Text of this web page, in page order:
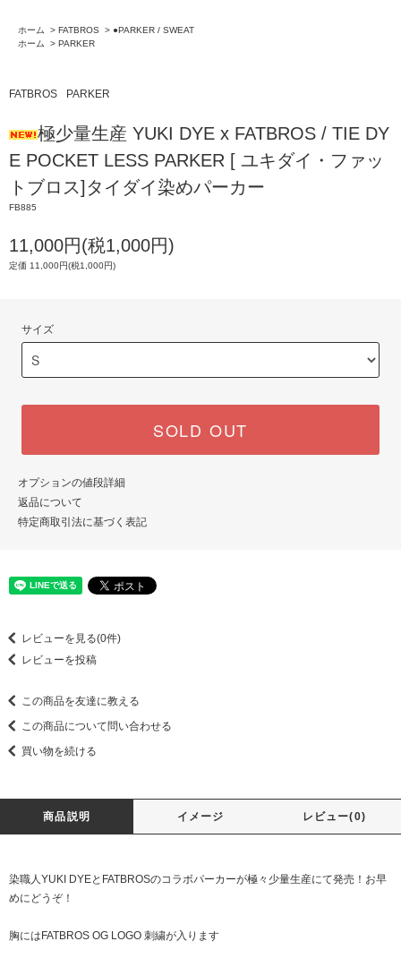
ホーム > FATBROS > ●PARKER / SWEAT
ホーム
> PARKER
FATBROS PARKER
極少量生産 YUKI DYE x FATBROS / TIE DY
E POCKET LESS PARKER [ ユキダイ・ファッ
トブロス]タイダイ染めパーカー
FB885
11,000円(税1,000円)
定価 11,000円(税1,000円)
サイズ
SOLD OUT
オプションの値段詳細
返品について
特定商取引法に基づく表記
レビューを見る(0件)
レビューを投稿
この商品を友達に教える
この商品について問い合わせる
買い物を続ける
商品説明 イメージ レビュー(0)
染職人YUKI DYEとFATBROSのコラボパーカーが極々少量生産にて発売！お早
めにどうぞ！
胸にはFATBROS OG LOGO 刺繍が入ります